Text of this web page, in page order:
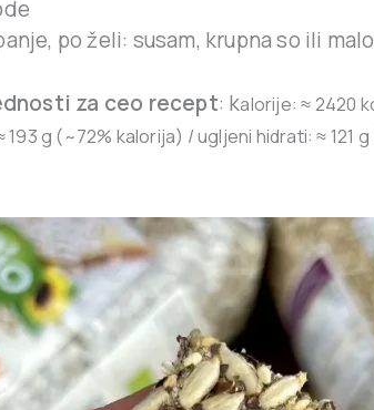
po želi: susam, krupna so ili
za ceo recept: kalorije: ≈ 2420
193 g (~72% kalorija) /ugljeni hidrati: ≈ 121 g